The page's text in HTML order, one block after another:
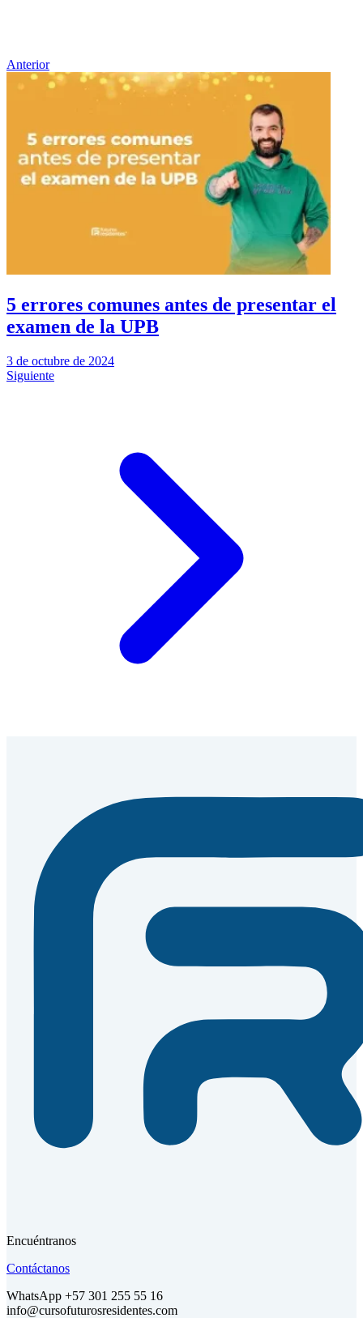
Anterior
5 errores comunes antes de presentar el
examen de la UPB
3 de octubre de 2024
Siguiente
Encuéntranos
Contáctanos
WhatsApp +57 301 255 55 16
info@cursofuturosresidentes.com